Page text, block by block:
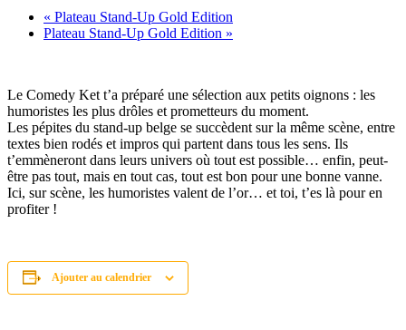
« Plateau Stand-Up Gold Edition
Plateau Stand-Up Gold Edition »
Le Comedy Ket t’a préparé une sélection aux petits oignons : les
humoristes les plus drôles et prometteurs du moment.
Les pépites du stand-up belge se succèdent sur la même scène, entre
textes bien rodés et impros qui partent dans tous les sens. Ils
t’emmèneront dans leurs univers où tout est possible… enfin, peut-
être pas tout, mais en tout cas, tout est bon pour une bonne vanne.
Ici, sur scène, les humoristes valent de l’or… et toi, t’es là pour en
profiter !
Ajouter au calendrier